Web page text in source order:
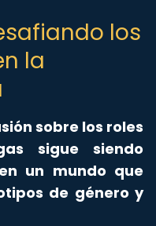
los
la
sobre los roles
sigue siendo
un mundo que
de género y